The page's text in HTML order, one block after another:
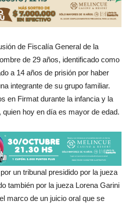
de Fiscalía General de la
de 29 años, identificado como
a 14 años de prisión por haber
integrante de su grupo familiar.
en Firmat durante la infancia y la
hoy en día es mayor de edad.
un tribunal presidido por la jueza
también por la jueza Lorena Garini
marco de un juicio oral que se